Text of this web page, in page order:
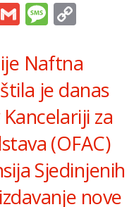
Gmail
Naftna
je danas
za
(OFAC)
Sjedinjenih
nove